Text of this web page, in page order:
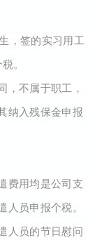
，签的实习用工
。
，不属于职工，
纳入残保金申报
费用均是公司支
人员申报个税。
人员的节日慰问